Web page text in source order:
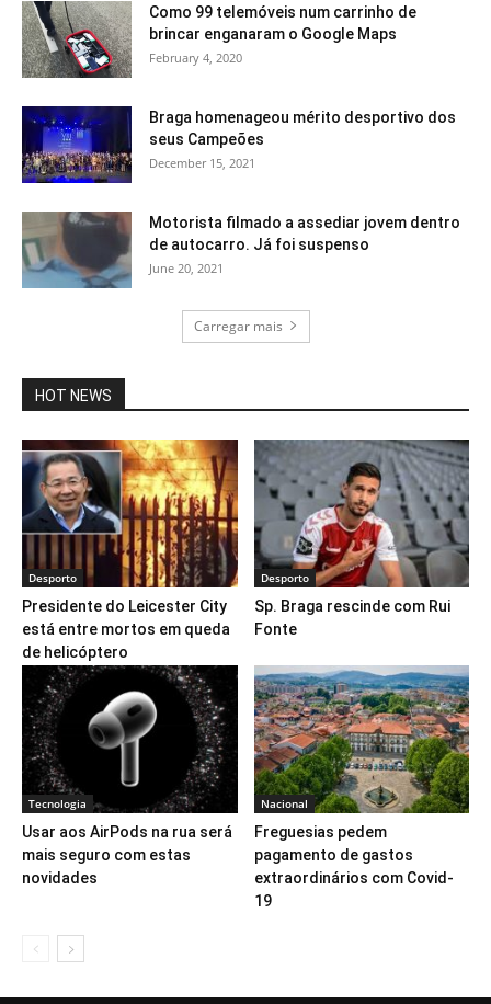
Como 99 telemóveis num carrinho de
brincar enganaram o Google Maps
February 4, 2020
Braga homenageou mérito desportivo dos
seus Campeões
December 15, 2021
Motorista filmado a assediar jovem dentro
de autocarro. Já foi suspenso
June 20, 2021
Carregar mais
HOT NEWS
Desporto
Presidente do Leicester City
está entre mortos em queda
de helicóptero
Desporto
Sp. Braga rescinde com Rui
Fonte
Tecnologia
Usar aos AirPods na rua será
mais seguro com estas
novidades
Nacional
Freguesias pedem
pagamento de gastos
extraordinários com Covid-
19